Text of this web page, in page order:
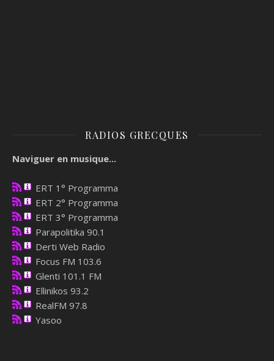
RADIOS GRECQUES
Naviguer en musique...
ERT 1° Programma
ERT 2° Programma
ERT 3° Programma
Parapolitika 90.1
Derti Web Radio
Focus FM 103.6
Glenti 101.1 FM
Ellinikos 93.2
RealFM 97.8
Yasoo